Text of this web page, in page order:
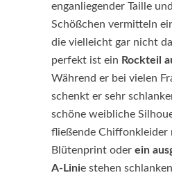
enganliegender Taille
Schößchen vermitteln
die vielleicht gar nicht
perfekt ist ein Rockteil
Während er bei vielen
schenkt er sehr
schöne weibliche
fließende Chiffonkleider
Blütenprint oder ein
A-Linie stehen